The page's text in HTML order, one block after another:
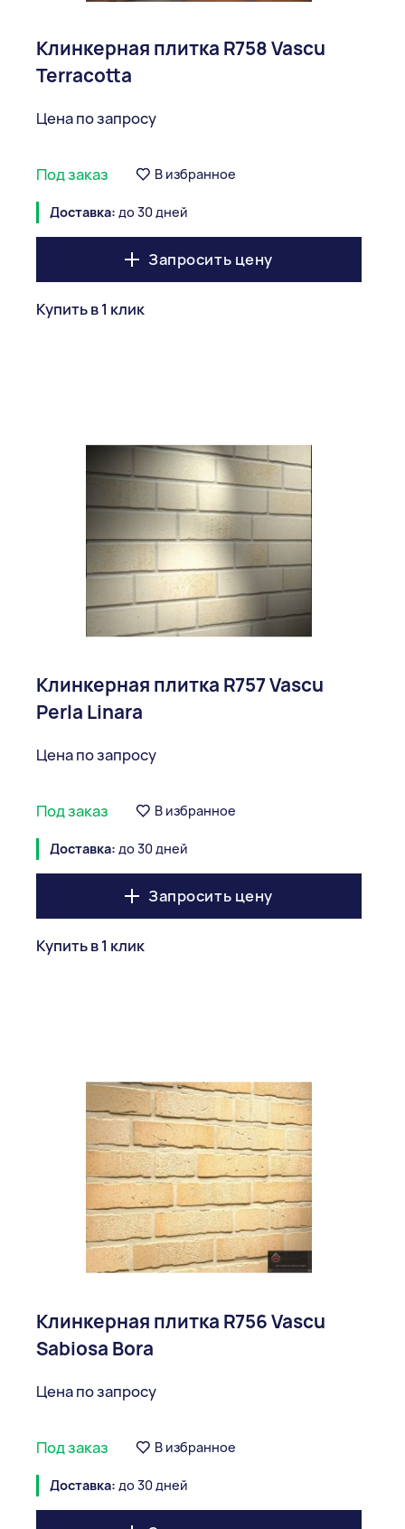
Клинкерная плитка R758 Vascu
Terracotta
Цена по запросу
Под заказ В избранное
Доставка: до 30 дней
Запросить цену
Купить в 1 клик
Клинкерная плитка R757 Vascu
Perla Linara
Цена по запросу
Под заказ В избранное
Доставка: до 30 дней
Запросить цену
Купить в 1 клик
Клинкерная плитка R756 Vascu
Sabiosa Bora
Цена по запросу
Под заказ В избранное
Доставка: до 30 дней